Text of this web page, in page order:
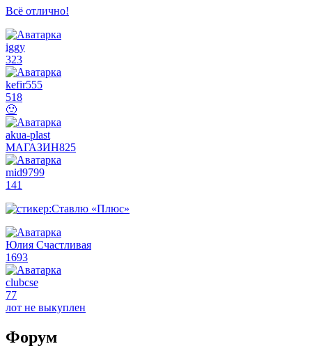
Всё отлично!
iggy
323
kefir555
518
🙂
akua-plast
МАГАЗИН825
mid9799
141
Юлия Счастливая
1693
clubcse
77
лот не выкуплен
Форум